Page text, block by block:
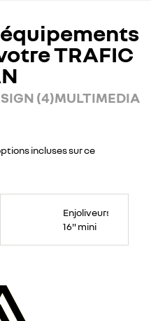
TRAFIC
(4)MULTIMEDIA
incluses sur ce
Enjoliveurs
16" mini